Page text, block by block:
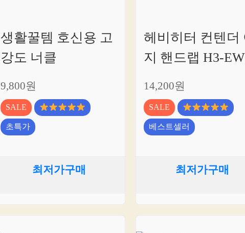
생활꿀템 호신용 고
강도 너클
9,800원
SALE
초특가
최저가구매
헤비히터 컨텐더
지 핸드랩 H3-EW
14,200원
SALE
베스트셀러
최저가구매